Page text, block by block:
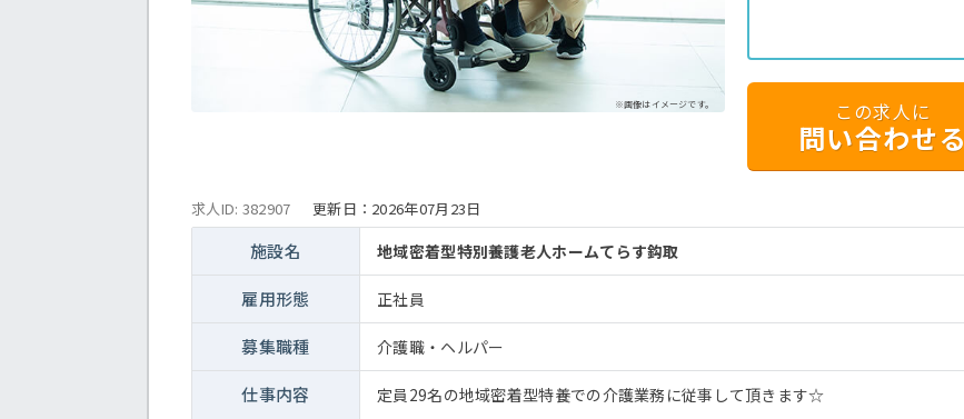
※画像はイメージです。 この求人に
問い合わせる
求人ID: 382907 更新日： 2026年07月23日
施設名 地域密着型特別養護老人ホームてらす鈎取
雇用形態 正社員
募集職種 介護職・ヘルパー
仕事内容 定員29名の地域密着型特養での介護業務に従事して頂きます☆